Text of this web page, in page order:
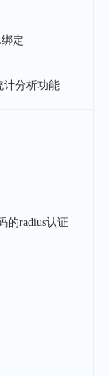
定
计分析功能
的radius认证